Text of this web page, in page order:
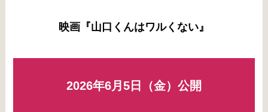
映画『山口くんはワルくない』
2026年6月5日（金）公開